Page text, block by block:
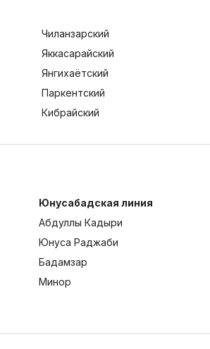
Чиланзарский
Яккасарайский
Янгихаётский
Паркентский
Кибрайский
Юнусабадская линия
Абдуллы Кадыри
Юнуса Раджаби
Бадамзар
Минор